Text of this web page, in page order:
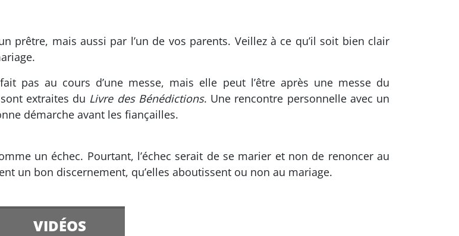
prêtre, mais aussi par l’un de vos parents. Veillez à ce qu’il soit bien clair
pas au cours d’une messe, mais elle peut l’être après une messe du
extraites du Livre des Bénédictions. Une rencontre personnelle avec un
démarche avant les fiançailles.
un échec. Pourtant, l’échec serait de se marier et non de renoncer au
un bon discernement, qu’elles aboutissent ou non au mariage.
VIDÉOS